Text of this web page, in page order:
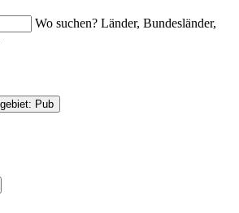
Wo suchen? Länder, Bundesländer,
Après Ski im Skigebiet: Pub